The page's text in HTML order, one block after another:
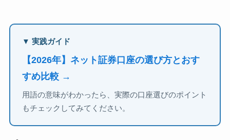
▼ 実践ガイド
【2026年】ネット証券口座の選び方とおす
すめ比較 →
用語の意味がわかったら、実際の口座選びのポイント
もチェックしてみてください。